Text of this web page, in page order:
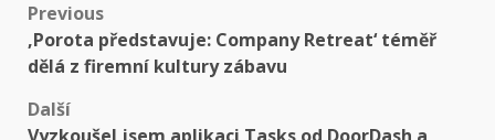
Post
navigation
Previous
‚Porota představuje: Company Retreat‘ téměř
dělá z firemní kultury zábavu
Další